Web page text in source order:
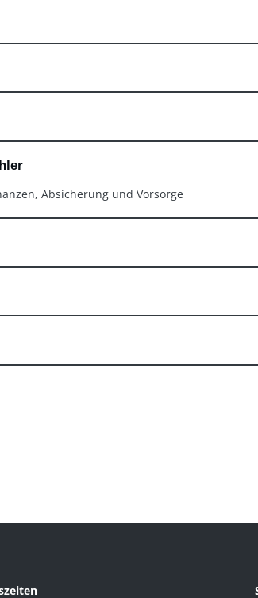
Absicherung und Vorsorge